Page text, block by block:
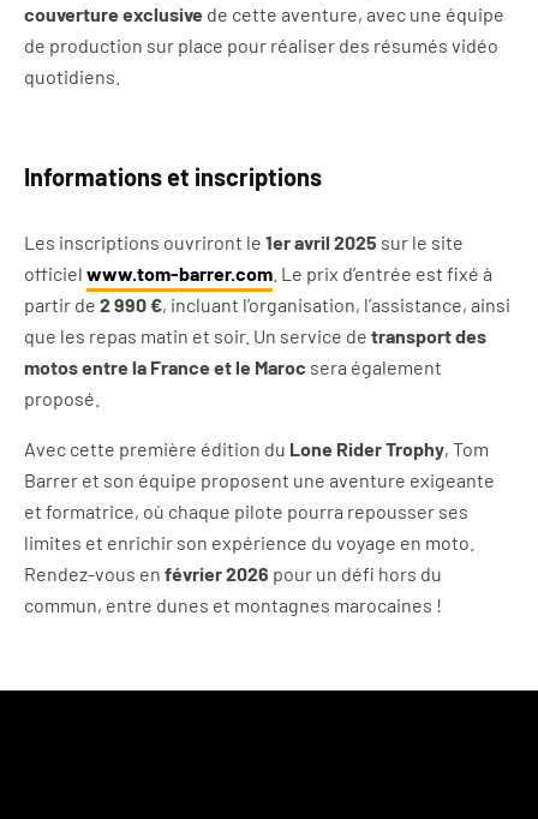
couverture exclusive de cette aventure, avec une équipe
de production sur place pour réaliser des résumés vidéo
quotidiens.
Informations et inscriptions
Les inscriptions ouvriront le 1er avril 2025 sur le site
officiel www.tom-barrer.com . Le prix d’entrée est fixé à
partir de 2 990 €, incluant l’organisation, l’assistance, ainsi
que les repas matin et soir. Un service de transport des
motos entre la France et le Maroc sera également
proposé.
Avec cette première édition du Lone Rider Trophy, Tom
Barrer et son équipe proposent une aventure exigeante
et formatrice, où chaque pilote pourra repousser ses
limites et enrichir son expérience du voyage en moto.
Rendez-vous en février 2026 pour un défi hors du
commun, entre dunes et montagnes marocaines !